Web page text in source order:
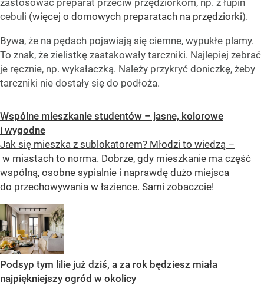
cebuli (więcej o domowych preparatach na przędziorki).
Bywa, że na pędach pojawiają się ciemne, wypukłe plamy.
To znak, że zielistkę zaatakowały tarczniki. Najlepiej zebrać
je ręcznie, np. wykałaczką. Należy przykryć doniczkę, żeby
tarczniki nie dostały się do podłoża.
Wspólne mieszkanie studentów – jasne, kolorowe
i wygodne
Jak się mieszka z sublokatorem? Młodzi to wiedzą –
w miastach to norma. Dobrze, gdy mieszkanie ma część
wspólną, osobne sypialnie i naprawdę dużo miejsca
do przechowywania w łazience. Sami zobaczcie!
Podsyp tym lilie już dziś, a za rok będziesz miała
najpiękniejszy ogród w okolicy